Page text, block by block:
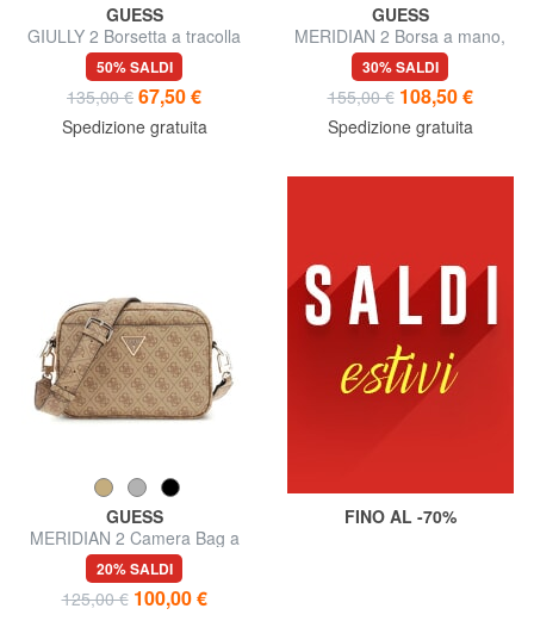
GUESS
GIULLY 2 Borsetta a tracolla
50% SALDI
135,00 € 67,50 €
Spedizione gratuita
GUESS
MERIDIAN 2 Borsa a mano,
con tracolla
30% SALDI
155,00 € 108,50 €
Spedizione gratuita
GUESS
MERIDIAN 2 Camera Bag a
tracolla
20% SALDI
125,00 € 100,00 €
FINO AL -70%